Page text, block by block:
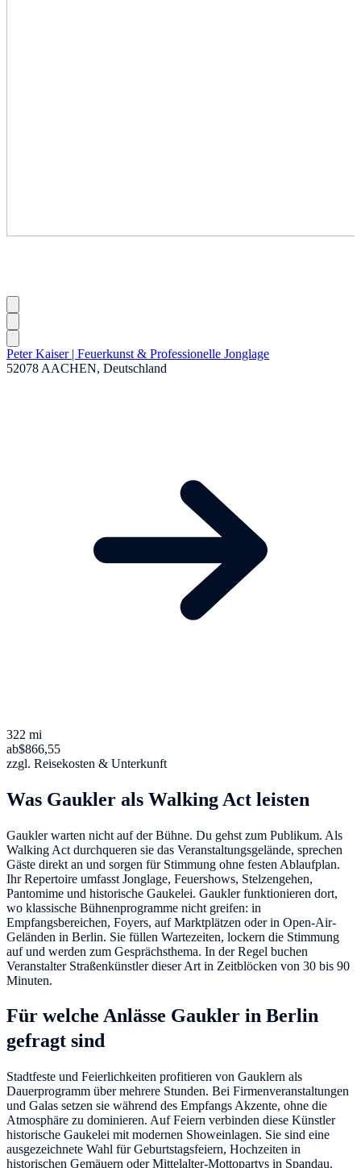
Peter Kaiser | Feuerkunst & Professionelle Jonglage
52078 AACHEN, Deutschland
322 mi
ab$866,55
zzgl. Reisekosten & Unterkunft
Was Gaukler als Walking Act leisten
Gaukler warten nicht auf der Bühne. Du gehst zum Publikum. Als
Walking Act durchqueren sie das Veranstaltungsgelände, sprechen
Gäste direkt an und sorgen für Stimmung ohne festen Ablaufplan.
Ihr Repertoire umfasst Jonglage, Feuershows, Stelzengehen,
Pantomime und historische Gaukelei. Gaukler funktionieren dort,
wo klassische Bühnenprogramme nicht greifen: in
Empfangsbereichen, Foyers, auf Marktplätzen oder in Open-Air-
Geländen in Berlin. Sie füllen Wartezeiten, lockern die Stimmung
auf und werden zum Gesprächsthema. In der Regel buchen
Veranstalter Straßenkünstler dieser Art in Zeitblöcken von 30 bis 90
Minuten.
Für welche Anlässe Gaukler in Berlin
gefragt sind
Stadtfeste und Feierlichkeiten profitieren von Gauklern als
Dauerprogramm über mehrere Stunden. Bei Firmenveranstaltungen
und Galas setzen sie während des Empfangs Akzente, ohne die
Atmosphäre zu dominieren. Auf Feiern verbinden diese Künstler
historische Gaukelei mit modernen Showeinlagen. Sie sind eine
ausgezeichnete Wahl für Geburtstagsfeiern, Hochzeiten in
historischen Gemäuern oder Mittelalter-Mottopartys in Spandau.